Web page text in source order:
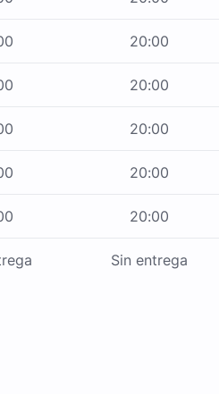
20:00
20:00
20:00
20:00
20:00
Sin entrega